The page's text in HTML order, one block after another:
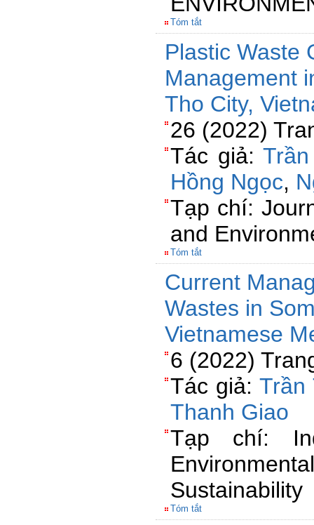
Tóm tắt
Plastic Waste
Management
Tho City,
26 (2022)
Tác giả:
Hồng Ngọc,
Tạp chí:
and
Tóm tắt
Current
Wastes in
Vietnamese
6 (2022)
Tác giả: Trần
Thanh Giao
Tạp chí:
Sustainability
Tóm tắt